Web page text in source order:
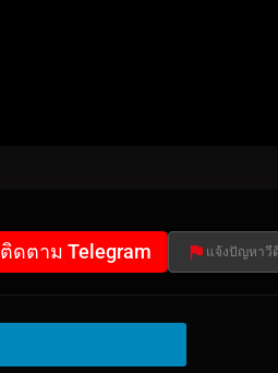
ติดตาม Telegram แจ้งปัญหาวี